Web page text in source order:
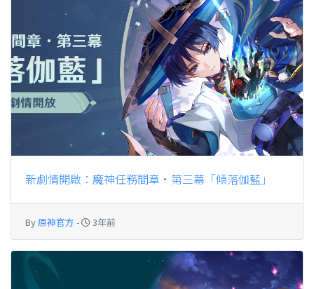
新劇情開啟：魔神任務間章·第三幕「傾落伽藍」
By原神官方 - 3年前